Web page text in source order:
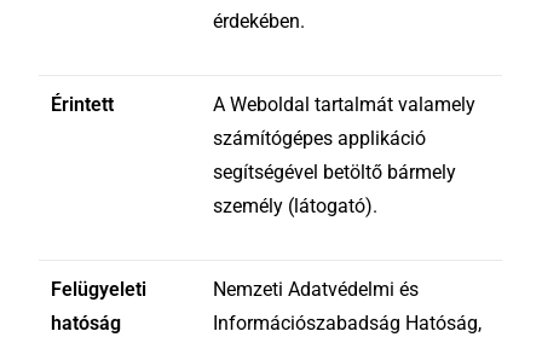
érdekében.
Érintett
A Weboldal tartalmát valamely
számítógépes applikáció
segítségével betöltő bármely
személy (látogató).
Felügyeleti
hatóság
Nemzeti Adatvédelmi és
Információszabadság Hatóság,